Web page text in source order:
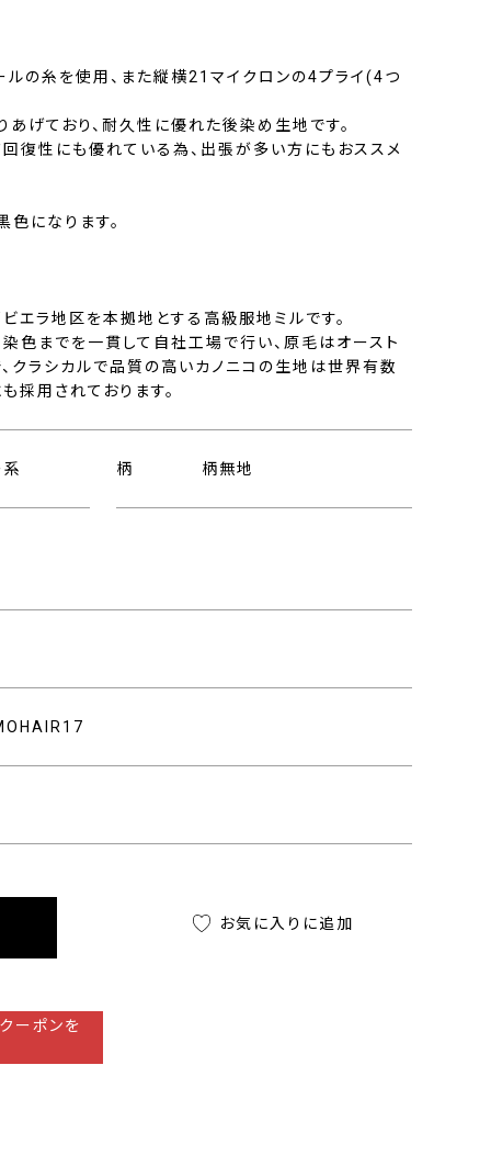
の糸を使用、また縦横21マイクロンの4プライ(4つ
あげており、耐久性に優れた後染め生地です。
復性にも優れている為、出張が多い方にもおススメ
になります。
エラ地区を本拠地とする高級服地ミルです。
色までを一貫して自社工場で行い、原毛はオースト
クラシカルで品質の高いカノニコの生地は世界有数
採用されております。
系 柄 柄無地
お気に入りに追加
ーポンを